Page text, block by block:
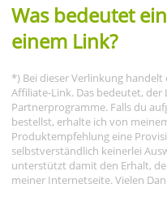
Was bedeutet
einem Link?
*) Bei dieser Verlinkung
Affiliate-Link. Das bedeutet,
Partnerprogramme. Falls du
bestellst, erhalte ich von
Produktempfehlung eine
selbstverständlich keinerlei
unterstützt damit den Erhalt,
meiner Internetseite. Vielen